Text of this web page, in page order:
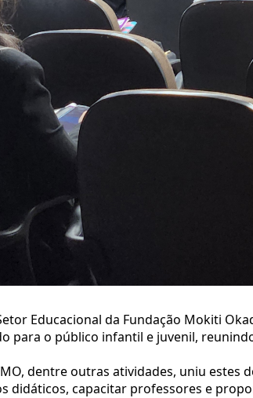
Educacional da Fundação Mokiti
para o público infantil e juvenil,
dentre outras atividades, uniu
didáticos, capacitar professores e